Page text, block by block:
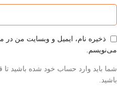
ذخیره نام، ایمیل و وبسایت من در
می‌نویسم.
شما باید وارد حساب خود شده باشید تا
باشید.